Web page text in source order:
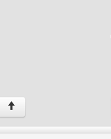
↑